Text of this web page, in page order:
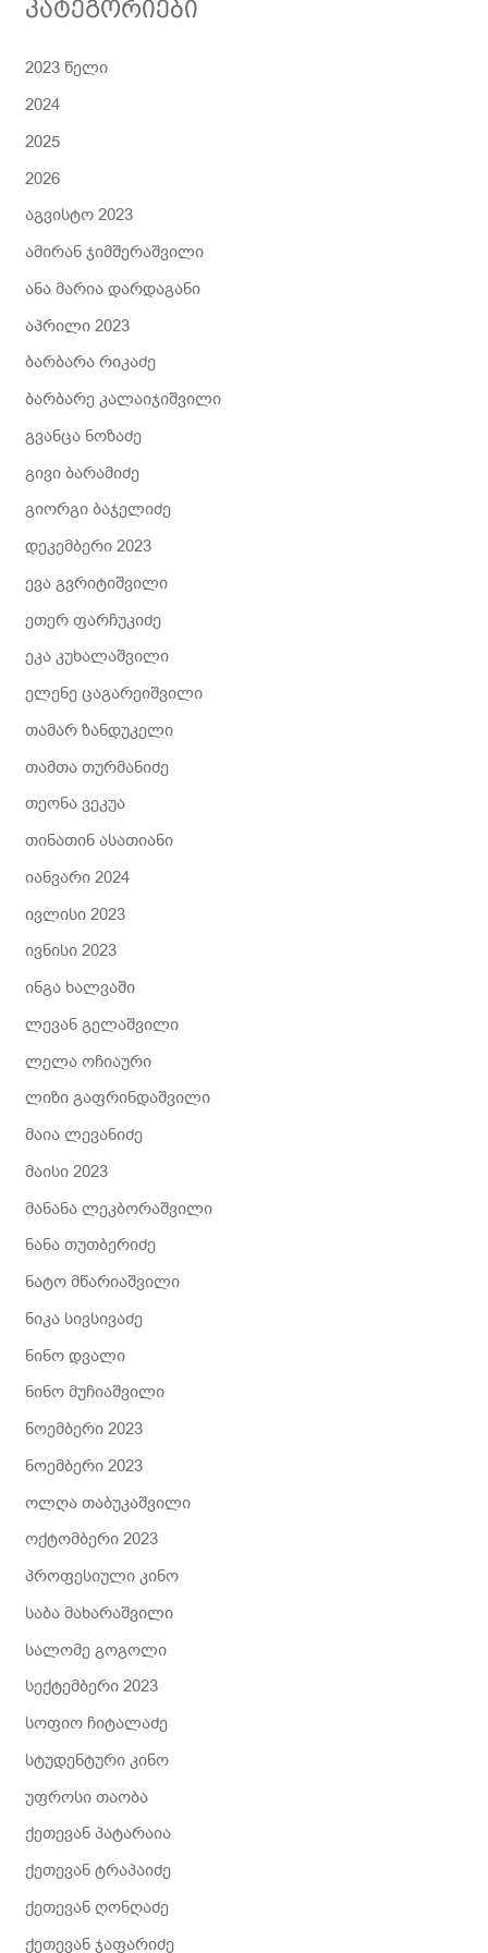
ა
კატეგორიები
2023 წელი
2024
2025
2026
აგვისტო 2023
ამირან ჯიმშერაშვილი
ანა მარია დარდაგანი
აპრილი 2023
ბარბარა რიკაძე
ბარბარე კალაიჯიშვილი
გვანცა ნოზაძე
გივი ბარამიძე
გიორგი ბაჯელიძე
დეკემბერი 2023
ევა გვრიტიშვილი
ეთერ ფარჩუკიძე
ეკა კუხალაშვილი
ელენე ცაგარეიშვილი
თამარ ზანდუკელი
თამთა თურმანიძე
თეონა ვეკუა
თინათინ ასათიანი
იანვარი 2024
ივლისი 2023
ივნისი 2023
ინგა ხალვაში
ლევან გელაშვილი
ლელა ოჩიაური
ლიზი გაფრინდაშვილი
მაია ლევანიძე
მაისი 2023
მანანა ლეკბორაშვილი
ნანა თუთბერიძე
ნატო მწარიაშვილი
ნიკა სივსივაძე
ნინო დვალი
ნინო მუჩიაშვილი
ნოემბერი 2023
ნოემბერი 2023
ოლღა თაბუკაშვილი
ოქტომბერი 2023
პროფესიული კინო
საბა მახარაშვილი
სალომე გოგოლი
სექტემბერი 2023
სოფიო ჩიტალაძე
სტუდენტური კინო
უფროსი თაობა
ქეთევან პატარაია
ქეთევან ტრაპაიძე
ქეთევან ღონღაძე
ქეთევან ჯაფარიძე